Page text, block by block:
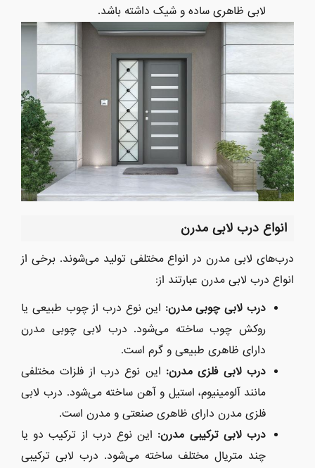
لابی ظاهری ساده و شیک داشته باشد.
انواع درب لابی مدرن
درب‌های لابی مدرن در انواع مختلفی تولید می‌شوند. برخی از
انواع درب لابی مدرن عبارتند از:
درب لابی چوبی مدرن: این نوع درب از چوب طبیعی یا
روکش چوب ساخته می‌شود. درب لابی چوبی مدرن
دارای ظاهری طبیعی و گرم است.
درب لابی فلزی مدرن: این نوع درب از فلزات مختلفی
مانند آلومینیوم، استیل و آهن ساخته می‌شود. درب لابی
فلزی مدرن دارای ظاهری صنعتی و مدرن است.
درب لابی ترکیبی مدرن: این نوع درب از ترکیب دو یا
چند متریال مختلف ساخته می‌شود. درب لابی ترکیبی